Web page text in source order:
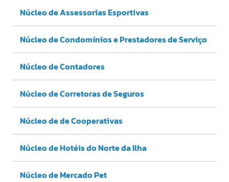
Núcleo de Assessorias Esportivas
Núcleo de Condomínios e Prestadores de Serviço
Núcleo de Contadores
Núcleo de Corretoras de Seguros
Núcleo de de Cooperativas
Núcleo de Hotéis do Norte da Ilha
Núcleo de Mercado Pet